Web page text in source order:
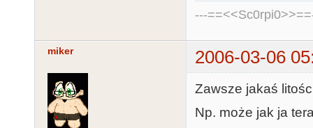
---
miker 2006-03-06
Zawsze jakaś
Np. może jak ja